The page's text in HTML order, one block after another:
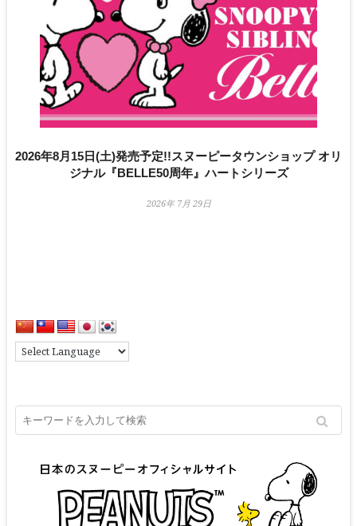
2026年8月15日(土)発売予定!!スヌーピータウンショップ オリ
ジナル『BELLE50周年』ハートシリーズ
2026年 7月 29日